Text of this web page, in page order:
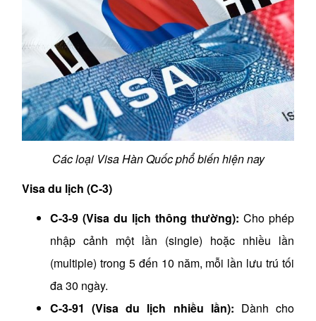
Các loại Visa Hàn Quốc phổ biến hiện nay
Visa du lịch (C-3)
C-3-9 (Visa du lịch thông thường): Cho phép
nhập cảnh một lần (single) hoặc nhiều lần
(multiple) trong 5 đến 10 năm, mỗi lần lưu trú tối
đa 30 ngày.
C-3-91 (Visa du lịch nhiều lần): Dành cho